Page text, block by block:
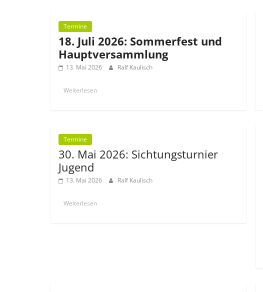
Termine
18. Juli 2026: Sommerfest und
Hauptversammlung
13. Mai 2026 Ralf Kaulisch
Weiterlesen
Termine
30. Mai 2026: Sichtungsturnier
Jugend
13. Mai 2026 Ralf Kaulisch
Weiterlesen